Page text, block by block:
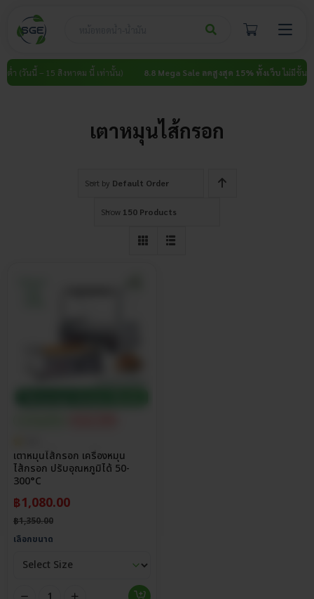
content
ำ (วันนี้ – 15 สิงหาคม นี้ เท่านั้น) 8.8 Mega Sale ลดสูงสุด 15% ทั้งเว็บไม่มีขั้นต่ำ
เตาหมุนไส้กรอก
Sort by Default Order
Show 150 Products
เตาหมุนไส้กรอก เครื่องหมุน
ไส้กรอก ปรับอุณหภูมิได้ 50-
300°C
฿1,080.00
฿1,350.00
เลือกขนาด